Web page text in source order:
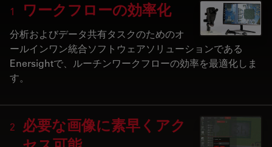
1 ワークフローの効率化
分析およびデータ共有タスクのためのオ
ールインワン統合ソフトウェアソリューションである
Enersightで、ルーチンワークフローの効率を最適化しま
す。
2
必要な画像に素早くアク